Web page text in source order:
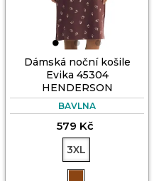
Dámská noční košile
Evika 45304
HENDERSON
BAVLNA
579 Kč
3XL